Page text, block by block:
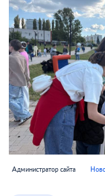
Администратор сайта